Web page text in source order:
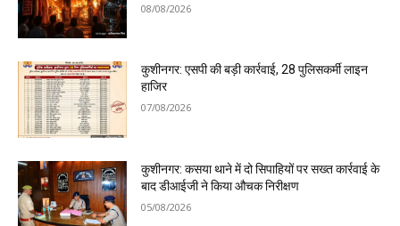
08/08/2026
कुशीनगर: एसपी की बड़ी कार्रवाई, 28 पुलिसकर्मी लाइन
हाजिर
07/08/2026
कुशीनगर: कसया थाने में दो सिपाहियों पर सख्त कार्रवाई के
बाद डीआईजी ने किया औचक निरीक्षण
05/08/2026